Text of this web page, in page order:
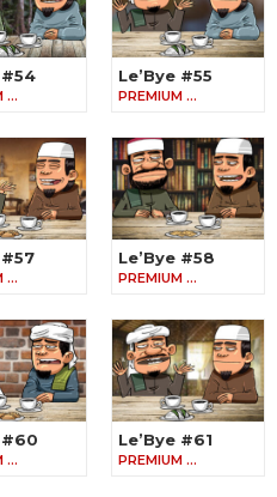
#54
…
Le’Bye #55
PREMIUM …
#57
…
Le’Bye #58
PREMIUM …
#60
…
Le’Bye #61
PREMIUM …